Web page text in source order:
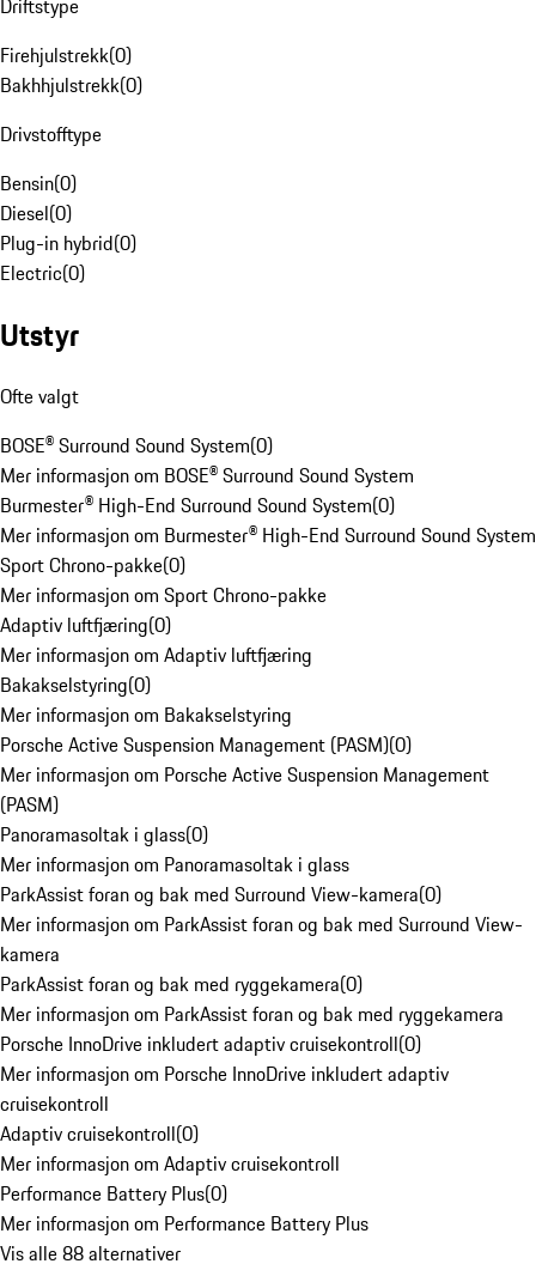
Driftstype
Firehjulstrekk(0)
Bakhhjulstrekk(0)
Drivstofftype
Bensin(0)
Diesel(0)
Plug-in hybrid(0)
Electric(0)
Utstyr
Ofte valgt
BOSE® Surround Sound System(0)
Mer informasjon om BOSE® Surround Sound System
Burmester® High-End Surround Sound System(0)
Mer informasjon om Burmester® High-End Surround Sound System
Sport Chrono-pakke(0)
Mer informasjon om Sport Chrono-pakke
Adaptiv luftfjæring(0)
Mer informasjon om Adaptiv luftfjæring
Bakakselstyring(0)
Mer informasjon om Bakakselstyring
Porsche Active Suspension Management (PASM)(0)
Mer informasjon om Porsche Active Suspension Management
(PASM)
Panoramasoltak i glass(0)
Mer informasjon om Panoramasoltak i glass
ParkAssist foran og bak med Surround View-kamera(0)
Mer informasjon om ParkAssist foran og bak med Surround View-
kamera
ParkAssist foran og bak med ryggekamera(0)
Mer informasjon om ParkAssist foran og bak med ryggekamera
Porsche InnoDrive inkludert adaptiv cruisekontroll(0)
Mer informasjon om Porsche InnoDrive inkludert adaptiv
cruisekontroll
Adaptiv cruisekontroll(0)
Mer informasjon om Adaptiv cruisekontroll
Performance Battery Plus(0)
Mer informasjon om Performance Battery Plus
Vis alle 88 alternativer